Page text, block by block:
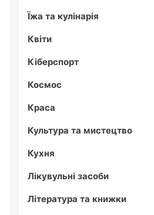
Їжа та кулінарія
Квіти
Кіберспорт
Космос
Краса
Культура та мистецтво
Кухня
Лікувульні засоби
Література та книжки